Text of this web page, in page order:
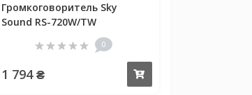
Громкоговоритель Sky
Sound RS-720W/TW
0
1 794 ₴